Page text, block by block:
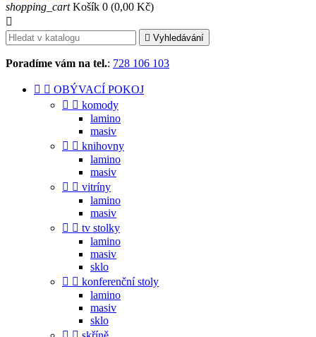
shopping_cart Košík 0 (0,00 Kč)

 Vyhledávání
Poradíme vám na tel.: 728 106 103
  OBÝVACÍ POKOJ
  komody
lamino
masiv
  knihovny
lamino
masiv
  vitríny
lamino
masiv
  tv stolky
lamino
masiv
sklo
  konferenční stoly
lamino
masiv
sklo